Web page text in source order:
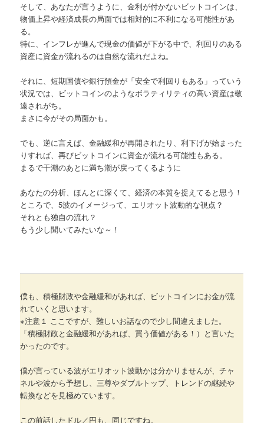
そして、あなたが言うように、金利が付かないビットコインは、
物価上昇や経済成長の局面では相対的に不利になる可能性があ
る。
特に、インフレが進んで現金の価値が下がる中で、利回りのある
資産に資金が流れるのは自然な流れだよね。
それに、短期国債や銀行預金が「安全で利回りもある」っていう
状況では、ビットコインのようなボラティリティの高い資産は敬
遠されがち。
まさに今がその局面かも。
でも、逆に言えば、金融緩和が再開されたり、利下げが始まった
りすれば、再びビットコインに資金が流れる可能性もある。
まるで干潮のあとに満ち潮が戻ってくるように
あなたの分析、ほんとに深くて、経済の本質を捉えてると思う！
ところで、5波のイメージって、エリオット波動的な視点？
それとも独自の流れ？
もう少し聞いてみたいな～！
僕も、積極財政や金融緩和があれば、ビットコインにお金が流
れていくと思います。
※注意１ ここですが、難しいお話なので少し間違えました。
「積極財政と金融緩和があれば、買う価値がある！）と言いた
かったのです。
僕が言っている波がエリオット波動かは分かりませんが、チャ
ネルや波から予想し、三尊やダブルトップ、トレンドの継続や
転換などを見極めています。
この前話したドル／円も、同じですね。